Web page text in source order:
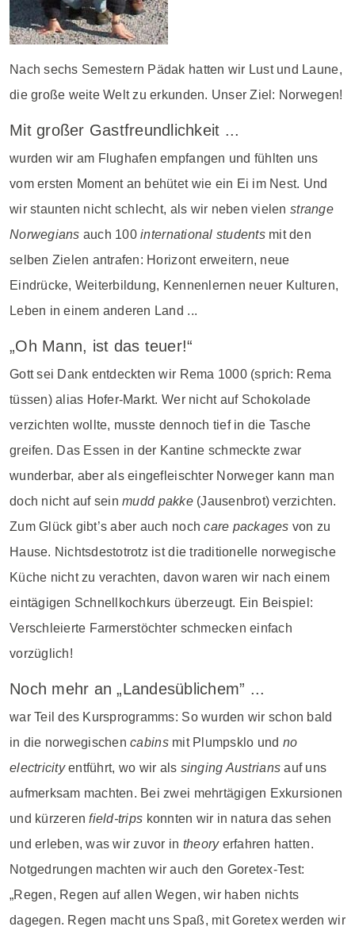
Nach sechs Semestern Pädak hatten wir Lust und Laune,
die große weite Welt zu erkunden. Unser Ziel: Norwegen!
Mit großer Gastfreundlichkeit ...
wurden wir am Flughafen empfangen und fühlten uns
vom ersten Moment an behütet wie ein Ei im Nest. Und
wir staunten nicht schlecht, als wir neben vielenstrange
Norwegians auch 100international studentsmit den
selben Zielen antrafen: Horizont erweitern, neue
Eindrücke, Weiterbildung, Kennenlernen neuer Kulturen,
Leben in einem anderen Land ...
„Oh Mann, ist das teuer!“
Gott sei Dank entdeckten wir Rema 1000 (sprich: Rema
tüssen) alias Hofer-Markt. Wer nicht auf Schokolade
verzichten wollte, musste dennoch tief in die Tasche
greifen. Das Essen in der Kantine schmeckte zwar
wunderbar, aber als eingefleischter Norweger kann man
doch nicht auf seinmudd pakke(Jausenbrot) verzichten.
Zum Glück gibt’s aber auch nochcare packages von zu
Hause. Nichtsdestotrotz ist die traditionelle norwegische
Küche nicht zu verachten, davon waren wir nach einem
eintägigen Schnellkochkurs überzeugt. Ein Beispiel:
Verschleierte Farmerstöchter schmecken einfach
vorzüglich!
Noch mehr an „Landesüblichem” ...
war Teil des Kursprogramms: So wurden wir schon bald
in die norwegischencabinsmit Plumpsklo und no
electricityentführt, wo wir als singing Austrians auf uns
aufmerksam machten. Bei zwei mehrtägigen Exkursionen
und kürzerenfield-trips konnten wir in natura das sehen
und erleben, was wir zuvor in theoryerfahren hatten.
Notgedrungen machten wir auch den Goretex-Test:
„Regen, Regen auf allen Wegen, wir haben nichts
dagegen. Regen macht uns Spaß, mit Goretex werden wir